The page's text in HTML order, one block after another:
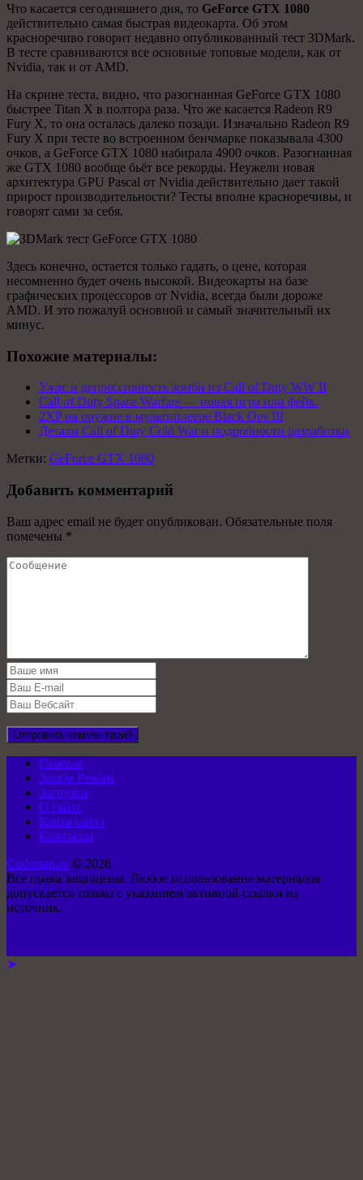
Что касается сегодняшнего дня, то GeForce GTX 1080
действительно самая быстрая видеокарта. Об этом
красноречиво говорит недавно опубликованный тест 3DMark.
В тесте сравниваются все основные топовые модели, как от
Nvidia, так и от AMD.
На скрине теста, видно, что разогнанная GeForce GTX 1080
быстрее Titan X в полтора раза. Что же касается Radeon R9
Fury X, то она осталась далеко позади. Изначально Radeon R9
Fury X при тесте во встроенном бенчмарке показывала 4300
очков, а GeForce GTX 1080 набирала 4900 очков. Разогнанная
же GTX 1080 вообще бьёт все рекорды. Неужели новая
архитектура GPU Pascal от Nvidia действительно дает такой
прирост производительности? Тесты вполне красноречивы, и
говорят сами за себя.
Здесь конечно, остается только гадать, о цене, которая
несомненно будет очень высокой. Видеокарты на базе
графических процессоров от Nvidia, всегда были дороже
AMD. И это пожалуй основной и самый значительный их
минус.
Похожие материалы:
Ужас и депрессивность зомби из Call of Duty WW II
Call of Duty Space Warfare — новая игра или фейк.
2XP на оружие в мультиплеере Black Ops III
Детали Call of Duty Cold War и подробности разработки
Метки: GeForce GTX 1080
Добавить комментарий
Ваш адрес email не будет опубликован. Обязательные поля
помечены *
Главная
Зомби Режим
Загрузки
О сайте
Карта сайта
Контакты
Codostan.ru © 2026
Все права защищены. Любое использование материалов
допускается только с указанием активной ссылки на
источник.
➤